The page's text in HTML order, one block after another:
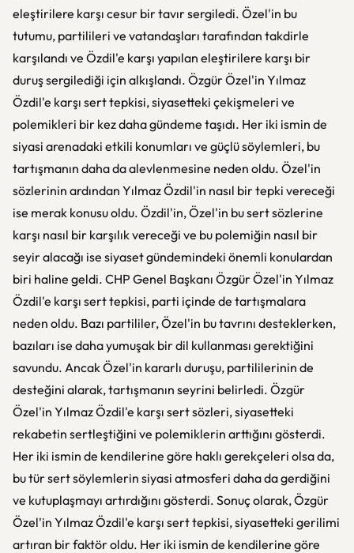
eleştirilere karşı cesur bir tavır sergiledi. Özel'in bu
tutumu, partilileri ve vatandaşları tarafından takdirle
karşılandı ve Özdil'e karşı yapılan eleştirilere karşı bir
duruş sergilediği için alkışlandı. Özgür Özel'in Yılmaz
Özdil'e karşı sert tepkisi, siyasetteki çekişmeleri ve
polemikleri bir kez daha gündeme taşıdı. Her iki ismin de
siyasi arenadaki etkili konumları ve güçlü söylemleri, bu
tartışmanın daha da alevlenmesine neden oldu. Özel'in
sözlerinin ardından Yılmaz Özdil'in nasıl bir tepki vereceği
ise merak konusu oldu. Özdil'in, Özel'in bu sert sözlerine
karşı nasıl bir karşılık vereceği ve bu polemiğin nasıl bir
seyir alacağı ise siyaset gündemindeki önemli konulardan
biri haline geldi. CHP Genel Başkanı Özgür Özel'in Yılmaz
Özdil'e karşı sert tepkisi, parti içinde de tartışmalara
neden oldu. Bazı partililer, Özel'in bu tavrını desteklerken,
bazıları ise daha yumuşak bir dil kullanması gerektiğini
savundu. Ancak Özel'in kararlı duruşu, partililerinin de
desteğini alarak, tartışmanın seyrini belirledi. Özgür
Özel'in Yılmaz Özdil'e karşı sert sözleri, siyasetteki
rekabetin sertleştiğini ve polemiklerin arttığını gösterdi.
Her iki ismin de kendilerine göre haklı gerekçeleri olsa da,
bu tür sert söylemlerin siyasi atmosferi daha da gerdiğini
ve kutuplaşmayı artırdığını gösterdi. Sonuç olarak, Özgür
Özel'in Yılmaz Özdil'e karşı sert tepkisi, siyasetteki gerilimi
artıran bir faktör oldu. Her iki ismin de kendilerine göre